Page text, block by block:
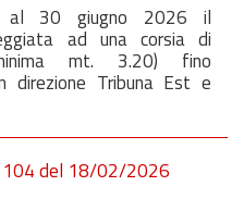
30 giugno 2026 il
ad una corsia di
mt. 3.20) fino
direzione Tribuna Est e
104 del 18/02/2026